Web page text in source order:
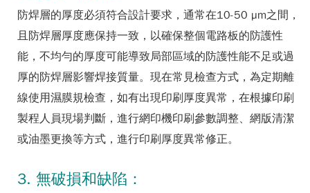
防焊層的厚度必須符合設計要求，通常在10-50 µm之間，
且防焊層厚度應保持一致，以確保整個電路板的防護性
能，不均勻的厚度可能導致局部區域的防護性能不足或過
厚的防焊層影響焊接質量。現在常見檢查方式，為定期離
線使用濕膜規檢查，如有出現印刷厚度異常，在根據印刷
製程人員現場判斷，進行網印機印刷參數調整、網版清潔
或油墨更換等方式，進行印刷厚度異常修正。
3. 無破損和缺陷：